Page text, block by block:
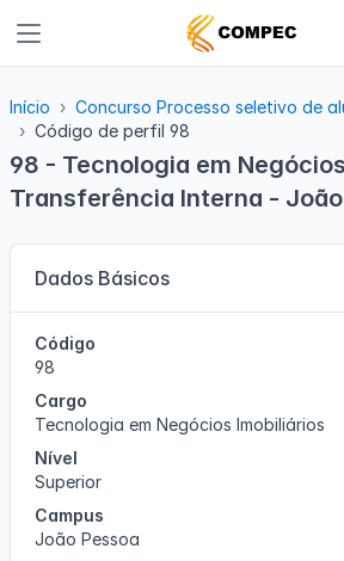
Início
Concurso Processo seletivo de
Código de perfil 98
98 - Tecnologia em
Transferência Interna -
Dados Básicos
Código
98
Cargo
Tecnologia em Negócios Imobiliários
Nível
Superior
Campus
João Pessoa